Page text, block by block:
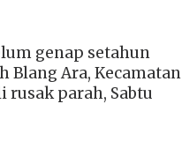
genap setahun
Blang Ara, Kecamatan
rusak parah, Sabtu